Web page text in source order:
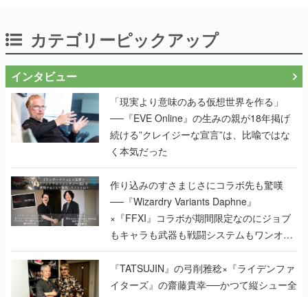
カテゴリーピックアップ
インタビュー
「現実より意味のある仮想世界を作る」
──『EVE Online』の生みの親が18年掲げ
続ける”クレイジーな宣言”は、比喩ではな
く本気だった
作り込みのすさまじさにコラボ先も驚嘆
──『Wizardry Variants Daphne』
×『FFXI』コラボが期間限定なのにジョブ
もキャラも武器も戦闘システムもワンオフ
で作り込まれた理由を両ディレクターに聞
く
『TATSUJIN』の弓削雅稔×『ライデンファ
イターズ』の齋藤貴幸──かつて縦シュー全